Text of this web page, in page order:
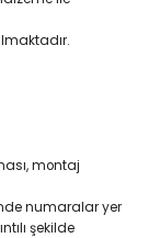
montaj
numaralar yer
şekilde